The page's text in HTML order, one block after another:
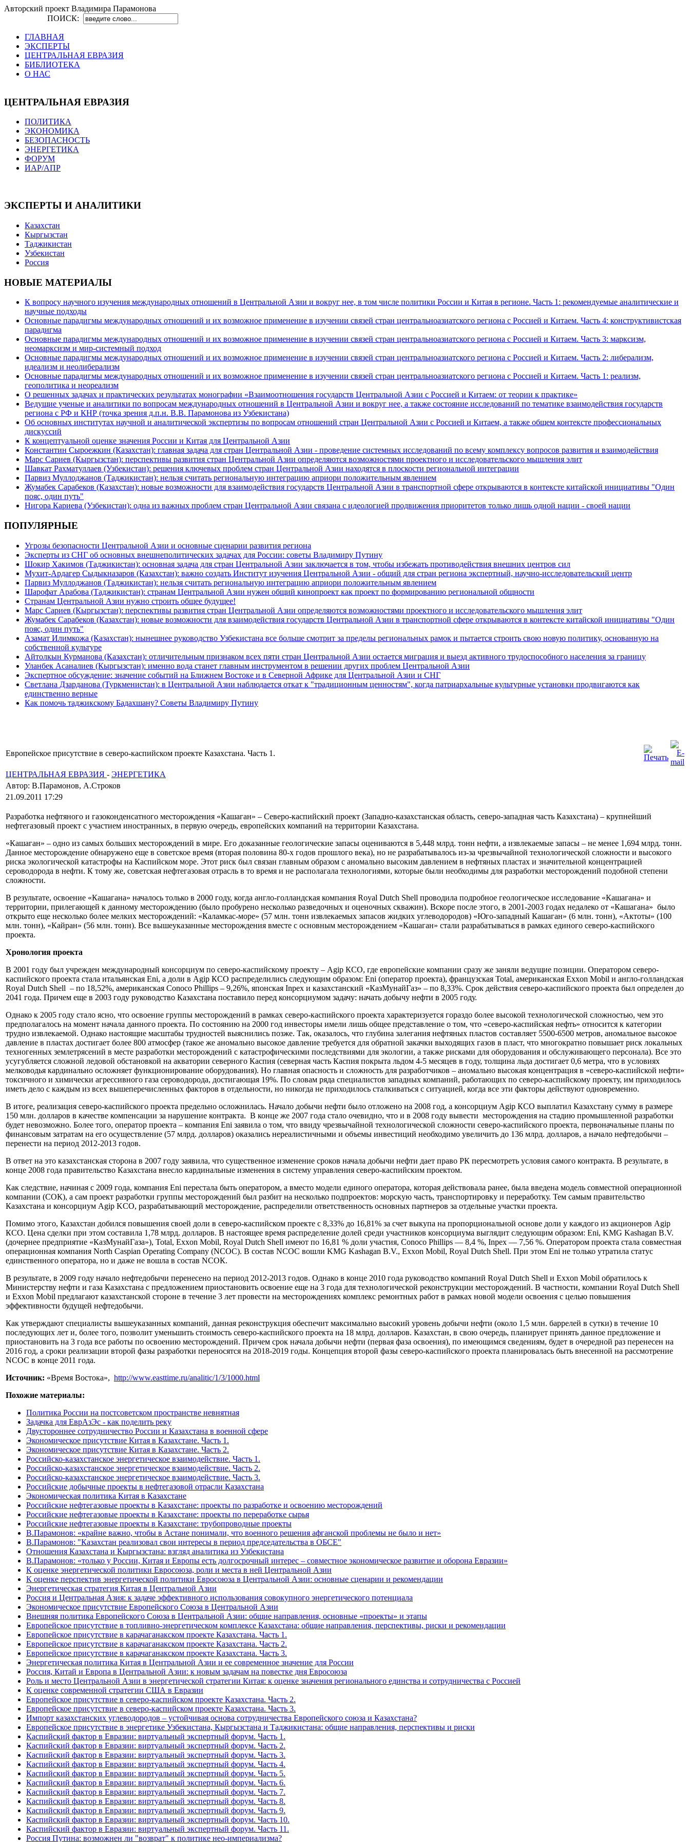
Авторский проект Владимира Парамонова
ПОИСК:
ГЛАВНАЯ
ЭКСПЕРТЫ
ЦЕНТРАЛЬНАЯ ЕВРАЗИЯ
БИБЛИОТЕКА
О НАС
ЦЕНТРАЛЬНАЯ ЕВРАЗИЯ
ПОЛИТИКА
ЭКОНОМИКА
БЕЗОПАСНОСТЬ
ЭНЕРГЕТИКА
ФОРУМ
ИАР/АПР
ЭКСПЕРТЫ И АНАЛИТИКИ
Казахстан
Кыргызстан
Таджикистан
Узбекистан
Россия
НОВЫЕ МАТЕРИАЛЫ
К вопросу научного изучения международных отношений в Центральной Азии и вокруг нее, в том числе политики России и Китая в регионе. Часть 1: рекомендуемые аналитические и
научные подходы
Основные парадигмы международных отношений и их возможное применение в изучении связей стран центральноазиатского региона с Россией и Китаем. Часть 4: конструктивистская
парадигма
Основные парадигмы международных отношений и их возможное применение в изучении связей стран центральноазиатского региона с Россией и Китаем. Часть 3: марксизм,
неомарксизм и мир-системный подход
Основные парадигмы международных отношений и их возможное применение в изучении связей стран центральноазиатского региона с Россией и Китаем. Часть 2: либерализм,
идеализм и неолиберализм
Основные парадигмы международных отношений и их возможное применение в изучении связей стран центральноазиатского региона с Россией и Китаем. Часть 1: реализм,
геополитика и неореализм
О решенных задачах и практических результатах монографии «Взаимоотношения государств Центральной Азии с Россией и Китаем: от теории к практике»
Ведущие ученые и аналитики по вопросам международных отношений в Центральной Азии и вокруг нее, а также состояние исследований по тематике взаимодействия государств
региона с РФ и КНР (точка зрения д.п.н. В.В. Парамонова из Узбекистана)
Об основных институтах научной и аналитической экспертизы по вопросам отношений стран Центральной Азии с Россией и Китаем, а также общем контексте профессиональных
дискуссий
К концептуальной оценке значения России и Китая для Центральной Азии
Константин Сыроежкин (Казахстан): главная задача для стран Центральной Азии - проведение системных исследований по всему комплексу вопросов развития и взаимодействия
Марс Сариев (Кыргызстан): перспективы развития стран Центральной Азии определяются возможностями проектного и исследовательского мышления элит
Шавкат Рахматуллаев (Узбекистан): решения ключевых проблем стран Центральной Азии находятся в плоскости региональной интеграции
Парвиз Муллоджанов (Таджикистан): нельзя считать региональную интеграцию априори положительным явлением
Жумабек Сарабеков (Казахстан): новые возможности для взаимодействия государств Центральной Азии в транспортной сфере открываются в контексте китайской инициативы "Один
пояс, один путь"
Нигора Кариева (Узбекистан): одна из важных проблем стран Центральной Азии связана с идеологией продвижения приоритетов только лишь одной нации - своей нации
ПОПУЛЯРНЫЕ
Угрозы безопасности Центральной Азии и основные сценарии развития региона
Эксперты из СНГ об основных внешнеполитических задачах для России: советы Владимиру Путину
Шокир Хакимов (Таджикистан): основная задача для стран Центральной Азии заключается в том, чтобы избежать противодействия внешних центров сил
Мухит-Ардагер Сыдыкназаров (Казахстан): важно создать Институт изучения Центральной Азии - общий для стран региона экспертный, научно-исследовательский центр
Парвиз Муллоджанов (Таджикистан): нельзя считать региональную интеграцию априори положительным явлением
Шарофат Арабова (Таджикистан): странам Центральной Азии нужен общий кинопроект как проект по формированию региональной общности
Странам Центральной Азии нужно строить общее будущее!
Марс Сариев (Кыргызстан): перспективы развития стран Центральной Азии определяются возможностями проектного и исследовательского мышления элит
Жумабек Сарабеков (Казахстан): новые возможности для взаимодействия государств Центральной Азии в транспортной сфере открываются в контексте китайской инициативы "Один
пояс, один путь"
Азамат Илимкожа (Казахстан): нынешнее руководство Узбекистана все больше смотрит за пределы региональных рамок и пытается строить свою новую политику, основанную на
собственной культуре
Айтолкын Курманова (Казахстан): отличительным признаком всех пяти стран Центральной Азии остается миграция и выезд активного трудоспособного населения за границу
Уланбек Асаналиев (Кыргызстан): именно вода станет главным инструментом в решении других проблем Центральной Азии
Экспертное обсуждение: значение событий на Ближнем Востоке и в Северной Африке для Центральной Азии и СНГ
Светлана Дзарданова (Туркменистан): в Центральной Азии наблюдается откат к "традиционным ценностям", когда патриархальные культурные установки продвигаются как
единственно верные
Как помочь таджикскому Бадахшану? Советы Владимиру Путину
Европейское присутствие в северо-каспийском проекте Казахстана. Часть 1.
ЦЕНТРАЛЬНАЯ ЕВРАЗИЯ - ЭНЕРГЕТИКА
Автор: В.Парамонов, А.Строков
21.09.2011 17:29
Разработка нефтяного и газоконденсатного месторождения «Кашаган» – Северо-каспийский проект (Западно-казахстанская область, северо-западная часть Казахстана) – крупнейший
нефтегазовый проект с участием иностранных, в первую очередь, европейских компаний на территории Казахстана.
«Кашаган» – одно из самых больших месторождений в мире. Его доказанные геологические запасы оцениваются в 5,448 млрд. тонн нефти, а извлекаемые запасы – не менее 1,694 млрд. тонн.
Данное месторождение обнаружено еще в советское время (вторая половина 80-х годов прошлого века), но не разрабатывалось из-за чрезвычайной технологической сложности и высокого
риска экологической катастрофы на Каспийском море. Этот риск был связан главным образом с аномально высоким давлением в нефтяных пластах и значительной концентрацией
сероводорода в нефти. К тому же, советская нефтегазовая отрасль в то время и не располагала технологиями, которые были необходимы для разработки месторождений подобной степени
сложности.
В результате, освоение «Кашагана» началось только в 2000 году, когда англо-голландская компания Royal Dutch Shell проводила подробное геологическое исследование «Кашагана» и
территории, прилегающей к данному месторождению (было пробурено несколько разведочных и оценочных скважин). Вскоре после этого, в 2001-2003 годах недалеко от «Кашагана» было
открыто еще несколько более мелких месторождений: «Каламкас-море» (57 млн. тонн извлекаемых запасов жидких углеводородов) «Юго-западный Кашаган» (6 млн. тонн), «Актоты» (100
млн. тонн), «Кайран» (56 млн. тонн). Все вышеуказанные месторождения вместе с основным месторождением «Кашаган» стали разрабатываться в рамках единого северо-каспийского
проекта.
Хронология проекта
В 2001 году был учрежден международный консорциум по северо-каспийскому проекту – Agip КСО, где европейские компании сразу же заняли ведущие позиции. Оператором северо-
каспийского проекта стала итальянская Eni, а доли в Agip КСО распределились следующим образом: Eni (оператор проекта), французская Total, американская Exxon Mobil и англо-голландская
Royal Dutch Shell – по 18,52%, американская Conoco Phillips – 9,26%, японская Inpex и казахстанский «КазМунайГаз» – по 8,33%. Срок действия северо-каспийского проекта был определен до
2041 года. Причем еще в 2003 году руководство Казахстана поставило перед консорциумом задачу: начать добычу нефти в 2005 году.
Однако к 2005 году стало ясно, что освоение группы месторождений в рамках северо-каспийского проекта характеризуется гораздо более высокой технологической сложностью, чем это
предполагалось на момент начала данного проекта. По состоянию на 2000 год инвесторы имели лишь общее представление о том, что «северо-каспийская нефть» относится к категории
трудно извлекаемой. Однако настоящие масштабы трудностей выяснились позже. Так, оказалось, что глубина залегания нефтяных пластов составляет 5500-6500 метров, аномальное высокое
давление в пластах достигает более 800 атмосфер (такое же аномально высокое давление требуется для обратной закачки выходящих газов в пласт, что многократно повышает риск локальных
техногенных землетрясений в месте разработки месторождений с катастрофическими последствиями для экологии, а также рисками для оборудования и обслуживающего персонала). Все это
усугубляется сложной ледовой обстановкой на акватории северного Каспия (северная часть Каспия покрыта льдом 4-5 месяцев в году, толщина льда достигает 0,6 метра, что в условиях
мелководья кардинально осложняет функционирование оборудования). Но главная опасность и сложность для разработчиков – аномально высокая концентрация в «северо-каспийской нефти»
токсичного и химически агрессивного газа сероводорода, достигающая 19%. По словам ряда специалистов западных компаний, работающих по северо-каспийскому проекту, им приходилось
иметь дело с каждым из всех вышеперечисленных факторов в отдельности, но никогда не приходилось сталкиваться с ситуацией, когда все эти факторы действуют одновременно.
В итоге, реализация северо-каспийского проекта предельно осложнилась. Начало добычи нефти было отложено на 2008 год, а консорциум Agip КСО выплатил Казахстану сумму в размере
150 млн. долларов в качестве компенсации за нарушение контракта. В конце же 2007 года стало очевидно, что и в 2008 году вывести месторождения на стадию промышленной разработки
будет невозможно. Более того, оператор проекта – компания Eni заявила о том, что ввиду чрезвычайной технологической сложности северо-каспийского проекта, первоначальные планы по
финансовым затратам на его осуществление (57 млрд. долларов) оказались нереалистичными и объемы инвестиций необходимо увеличить до 136 млрд. долларов, а начало нефтедобычи –
перенести на период 2012-2013 годов.
В ответ на это казахстанская сторона в 2007 году заявила, что существенное изменение сроков начала добычи нефти дает право РК пересмотреть условия самого контракта. В результате, в
конце 2008 года правительство Казахстана внесло кардинальные изменения в систему управления северо-каспийским проектом.
Как следствие, начиная с 2009 года, компания Eni перестала быть оператором, а вместо модели единого оператора, которая действовала ранее, была введена модель совместной операционной
компании (СОК), а сам проект разработки группы месторождений был разбит на несколько подпроектов: морскую часть, транспортировку и переработку. Тем самым правительство
Казахстана и консорциум Agip KCO, разрабатывающий месторождение, распределили ответственность основных партнеров за отдельные участки проекта.
Помимо этого, Казахстан добился повышения своей доли в северо-каспийском проекте с 8,33% до 16,81% за счет выкупа на пропорциональной основе доли у каждого из акционеров Agip
КСО. Цена сделки при этом составила 1,78 млрд. долларов. В настоящее время распределение долей среди участников консорциума выглядит следующим образом: Eni, KMG Kashagan B.V.
(дочернее предприятие «КазМунайГаза»), Total, Exxon Mobil, Royal Dutch Shell имеют по 16,81 % доли участия, Conoco Phillips — 8,4 %, Inpex — 7,56 %. Оператором проекта стала совместная
операционная компания North Caspian Operating Company (NCOC). В состав NCOC вошли KMG Kashagan B.V., Exxon Mobil, Royal Dutch Shell. При этом Eni не только утратила статус
единственного оператора, но и даже не вошла в состав NСОК.
В результате, в 2009 году начало нефтедобычи перенесено на период 2012-2013 годов. Однако в конце 2010 года руководство компаний Royal Dutch Shell и Exxon Mobil обратилось к
Министерству нефти и газа Казахстана с предложением приостановить освоение еще на 3 года для технологической реконструкции месторождений. В частности, компании Royal Dutch Shell
и Exxon Mobil предлагают казахстанской стороне в течение 3 лет провести на месторождениях комплекс ремонтных работ в рамках новой модели освоения c целью повышения
эффективности будущей нефтедобычи.
Как утверждают специалисты вышеуказанных компаний, данная реконструкция обеспечит максимально высокий уровень добычи нефти (около 1,5 млн. баррелей в сутки) в течение 10
последующих лет и, более того, позволит уменьшить стоимость северо-каспийского проекта на 18 млрд. долларов. Казахстан, в свою очередь, планирует принять данное предложение и
приостановить на 3 года все работы по освоению месторождений. Причем срок начала добычи нефти (первая фаза освоения), по имеющимся сведениям, будет в очередной раз перенесен на
2016 год, а сроки реализации второй фазы разработки переносятся на 2018-2019 годы. Концепция второй фазы северо-каспийского проекта планировалась быть внесенной на рассмотрение
NCOC в конце 2011 года.
Источник: «Время Востока», http://www.easttime.ru/analitic/1/3/1000.html
Похожие материалы:
Политика России на постсоветском пространстве невнятная
Задачка для ЕврАзЭс - как поделить реку
Двустороннее сотрудничество России и Казахстана в военной сфере
Экономическое присутствие Китая в Казахстане. Часть 1.
Экономическое присутствие Китая в Казахстане. Часть 2.
Российско-казахстанское энергетическое взаимодействие. Часть 1.
Российско-казахстанское энергетическое взаимодействие. Часть 2.
Российско-казахстанское энергетическое взаимодействие. Часть 3.
Российские добычные проекты в нефтегазовой отрасли Казахстана
Экономическая политика Китая в Казахстане
Российские нефтегазовые проекты в Казахстане: проекты по разработке и освоению месторождений
Российские нефтегазовые проекты в Казахстане: проекты по переработке сырья
Российские нефтегазовые проекты в Казахстане: трубопроводные проекты
В.Парамонов: «крайне важно, чтобы в Астане понимали, что военного решения афганской проблемы не было и нет»
В.Парамонов: "Казахстан реализовал свои интересы в период председательства в ОБСЕ"
Отношения Казахстана и Кыргызстана: взгляд аналитика из Узбекистана
В.Парамонов: «только у России, Китая и Европы есть долгосрочный интерес – совместное экономическое развитие и оборона Евразии»
К оценке энергетической политики Евросоюза, роли и места в ней Центральной Азии
К оценке перспектив энергетической политики Евросоюза в Центральной Азии: основные сценарии и рекомендации
Энергетическая стратегия Китая в Центральной Азии
Россия и Центральная Азия: к задаче эффективного использования совокупного энергетического потенциала
Экономическое присутствие Европейского Cоюза в Центральной Азии
Внешняя политика Европейского Союза в Центральной Азии: общие направления, основные «проекты» и этапы
Европейское присутствие в топливно-энергетическом комплексе Казахстана: общие направления, перспективы, риски и рекомендации
Европейское присутствие в карачаганакском проекте Казахстана. Часть 1.
Европейское присутствие в карачаганакском проекте Казахстана. Часть 2.
Европейское присутствие в карачаганакском проекте Казахстана. Часть 3.
Энергетическая политика Китая в Центральной Азии и ее современное значение для России
Россия, Китай и Европа в Центральной Азии: к новым задачам на повестке дня Евросоюза
Роль и место Центральной Азии в энергетической стратегии Китая: к оценке значения регионального единства и сотрудничества с Россией
К оценке современной стратегии США в Евразии
Европейское присутствие в северо-каспийском проекте Казахстана. Часть 2.
Европейское присутствие в северо-каспийском проекте Казахстана. Часть 3.
Импорт казахстанских углеводородов – устойчивая основа сотрудничества Европейского союза и Казахстана?
Европейское присутствие в энергетике Узбекистана, Кыргызстана и Таджикистана: общие направления, перспективы и риски
Каспийский фактор в Евразии: виртуальный экспертный форум. Часть 1.
Каспийский фактор в Евразии: виртуальный экспертный форум. Часть 2.
Каспийский фактор в Евразии: виртуальный экспертный форум. Часть 3.
Каспийский фактор в Евразии: виртуальный экспертный форум. Часть 4.
Каспийский фактор в Евразии: виртуальный экспертный форум. Часть 5.
Каспийский фактор в Евразии: виртуальный экспертный форум. Часть 6.
Каспийский фактор в Евразии: виртуальный экспертный форум. Часть 7.
Каспийский фактор в Евразии: виртуальный экспертный форум. Часть 8.
Каспийский фактор в Евразии: виртуальный экспертный форум. Часть 9.
Каспийский фактор в Евразии: виртуальный экспертный форум. Часть 10.
Каспийский фактор в Евразии: виртуальный экспертный форум. Часть 11.
Россия Путина: возможнен ли "возврат" к политике нео-империализма?